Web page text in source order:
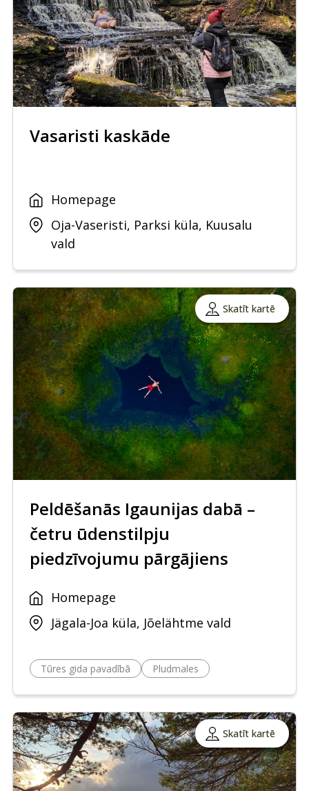
Vasaristi kaskāde
Homepage
Oja-Vaseristi, Parksi küla, Kuusalu
vald
Skatīt kartē
Peldēšanās Igaunijas dabā –
četru ūdenstilpju
piedzīvojumu pārgājiens
Homepage
Jägala-Joa küla, Jõelähtme vald
Tūres gida pavadībā Pludmales
Skatīt kartē